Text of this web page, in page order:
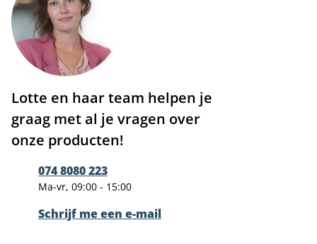
Lotte en haar team helpen je
graag met al je vragen over
onze producten!
074 8080 223
Ma-vr, 09:00 - 15:00
Schrijf me een e-mail